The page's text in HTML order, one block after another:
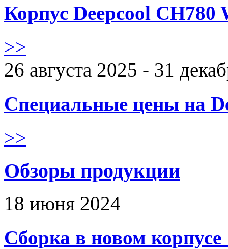
Корпус Deepcool CH780
>>
26 августа 2025 - 31
Специальные цены на
>>
Обзоры продукции
18 июня 2024
Сборка в новом